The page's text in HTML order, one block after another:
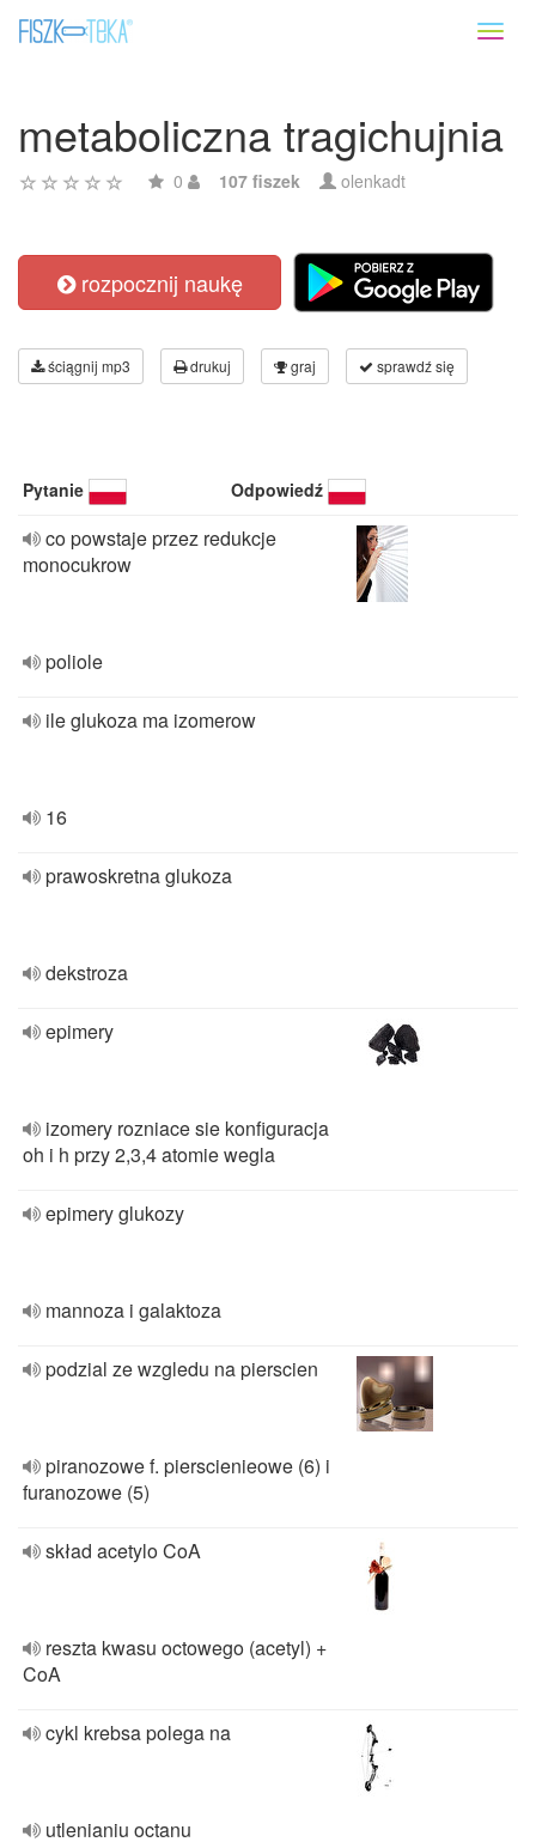
metaboliczna tragichujnia
0 107 fiszek olenkadt
rozpocznij naukę
ściągnij mp3 drukuj graj sprawdź się
Pytanie Odpowiedź
co powstaje przez redukcje
monocukrow
poliole
ile glukoza ma izomerow
16
prawoskretna glukoza
dekstroza
epimery
izomery rozniace sie konfiguracja
oh i h przy 2,3,4 atomie wegla
epimery glukozy
mannoza i galaktoza
podzial ze wzgledu na pierscien
piranozowe f. pierscienieowe (6) i
furanozowe (5)
skład acetylo CoA
reszta kwasu octowego (acetyl) +
CoA
cykl krebsa polega na
utlenianiu octanu